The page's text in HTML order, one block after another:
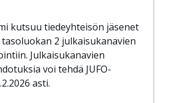
kutsuu tiedeyhteisön jäsenet
2 julkaisukanavien
Julkaisukanavien
voi tehdä JUFO-
asti.